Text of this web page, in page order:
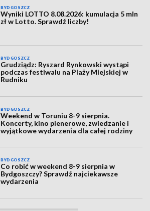
BYDGOSZCZ
Wyniki LOTTO 8.08.2026: kumulacja 5 mln
zł w Lotto. Sprawdź liczby!
BYDGOSZCZ
Grudziądz: Ryszard Rynkowski wystąpi
podczas festiwalu na Plaży Miejskiej w
Rudniku
BYDGOSZCZ
Weekend w Toruniu 8-9 sierpnia.
Koncerty, kino plenerowe, zwiedzanie i
wyjątkowe wydarzenia dla całej rodziny
BYDGOSZCZ
Co robić w weekend 8-9 sierpnia w
Bydgoszczy? Sprawdź najciekawsze
wydarzenia